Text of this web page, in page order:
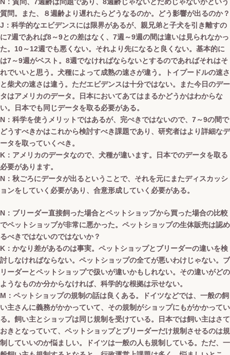
質問。また、８週齢より遅れたらどうなるのか。どう影響が出るのか？
J：科学的なエビデンスには限界があるが、親兄弟と子犬を引き離すの
に7週であれば8～9との差はなく、7週～9週の間は違いは見られなかっ
た。10～12週でも悪くない。それより先になると良くない。基本的に
は7～9週がベスト。8週でなければならないとするのであればそれはそ
れでいいと思う。犬種によって成熟の速さが違う。トイプードルの速さ
と柴犬の速さは違う。ただエビデンスは十分ではない。また今日のデー
タはアメリカのデータ。日本においてあてはまるかどうかはわからな
い。日本でも同じデータを取る必要がある。
N：科学を使うメリットではあるが、完ぺきではないので、7～9の間で
どうすべきかはこれから検討すべき課題であり、研究者はより詳細なデ
ータを取っていくべき。
K：アメリカのデータなので、犬種が違います。日本でのデータを取る
必要があります。
N：秋ごろにデータが出るということで、それを元にまたディスカッシ
ョンをしていく必要があり、合意形成していく必要がある。
N：ブリーダー直接飼った場合とペットショップから買った場合の比較
でペットショップが非常に悪かった。ペットショップの生体販売は認め
るべきではないのではないか？
K：かなり差があるのは事実。ペットショップとブリーダーの違いを検
討しなければならない。ペットショップの全てが悪いわけじゃない。ブ
リーダーとペットショップで扱いが違いかもしれない。その違いがどの
ようなものか分からなければ、科学的な根拠は示せない。
M：ペットショップの規制の話は良くある。ドイツなどでは、一般の飼
い主さんに義務がかかっていて、その規制がショップにもがかかってい
る。飼い主とショップは同じ規制を受けている。日本では飼い主はさて
おきとなっていて、ペットショップとブリーダーだけ規制させるのは規
制していいのか悩ましい。ドイツは一般の人も規制している。ただ、一